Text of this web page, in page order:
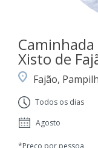
Xisto de
Fajão,
Todos os dias
Agosto
*Preço por pessoa